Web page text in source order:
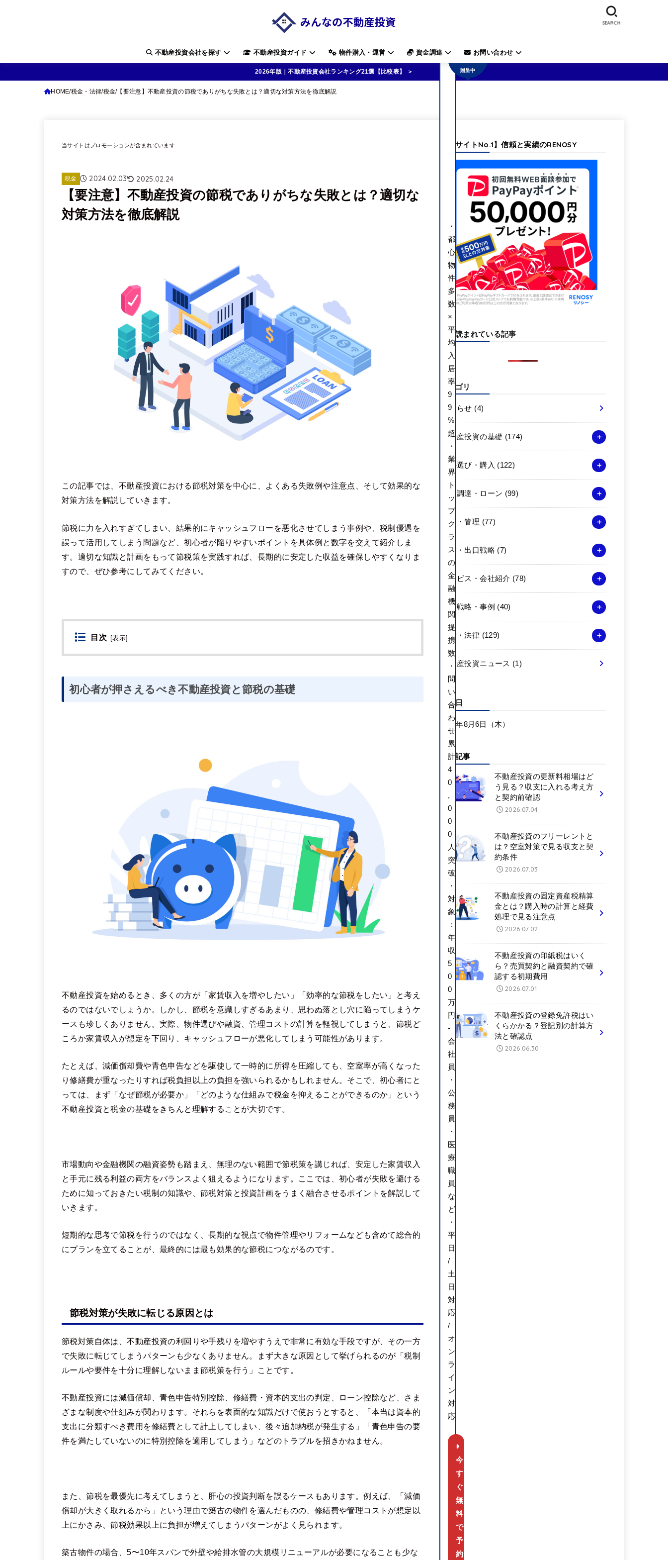
不動産投資会社を探す 不動産投資ガイド 物件購入・運営 資金調達 お問い合わせ
SEARCH
2026年版｜不動産投資会社ランキング21選【比較表】 ＞
HOME 税金・法律 税金 【要注意】不動産投資の節税でありがちな失敗とは？適切な対策方法を徹底解説
当サイトはプロモーションが含まれています
税金 2024.02.03 2025.02.24
【要注意】不動産投資の節税でありがちな失敗とは？適切な
対策方法を徹底解説
この記事では、不動産投資における節税対策を中心に、よくある失敗例や注意点、そして効果的な
対策方法を解説していきます。
節税に力を入れすぎてしまい、結果的にキャッシュフローを悪化させてしまう事例や、税制優遇を
誤って活用してしまう問題など、初心者が陥りやすいポイントを具体例と数字を交えて紹介しま
す。適切な知識と計画をもって節税策を実践すれば、長期的に安定した収益を確保しやすくなりま
すので、ぜひ参考にしてみてください。
目次 [表示
初心者が押さえるべき不動産投資と節税の基礎
不動産投資を始めるとき、多くの方が「家賃収入を増やしたい」「効率的な節税をしたい」と考え
るのではないでしょうか。しかし、節税を意識しすぎるあまり、思わぬ落とし穴に陥ってしまうケ
ースも珍しくありません。実際、物件選びや融資、管理コストの計算を軽視してしまうと、節税ど
ころか家賃収入が想定を下回り、キャッシュフローが悪化してしまう可能性があります。
たとえば、減価償却費や青色申告などを駆使して一時的に所得を圧縮しても、空室率が高くなった
り修繕費が重なったりすれば税負担以上の負担を強いられるかもしれません。そこで、初心者にと
っては、まず「なぜ節税が必要か」「どのような仕組みで税金を抑えることができるのか」という
不動産投資と税金の基礎をきちんと理解することが大切です。
市場動向や金融機関の融資姿勢も踏まえ、無理のない範囲で節税策を講じれば、安定した家賃収入
と手元に残る利益の両方をバランスよく狙えるようになります。ここでは、初心者が失敗を避ける
ために知っておきたい税制の知識や、節税対策と投資計画をうまく融合させるポイントを解説して
いきます。
短期的な思考で節税を行うのではなく、長期的な視点で物件管理やリフォームなども含めて総合的
にプランを立てることが、最終的には最も効果的な節税につながるのです。
節税対策が失敗に転じる原因とは
節税対策自体は、不動産投資の利回りや手残りを増やすうえで非常に有効な手段ですが、その一方
で失敗に転じてしまうパターンも少なくありません。まず大きな原因として挙げられるのが「税制
ルールや要件を十分に理解しないまま節税策を行う」ことです。
不動産投資には減価償却、青色申告特別控除、修繕費・資本的支出の判定、ローン控除など、さま
ざまな制度や仕組みが関わります。それらを表面的な知識だけで使おうとすると、「本当は資本的
支出に分類すべき費用を修繕費として計上してしまい、後々追加納税が発生する」「青色申告の要
件を満たしていないのに特別控除を適用してしまう」などのトラブルを招きかねません。
また、節税を最優先に考えてしまうと、肝心の投資判断を誤るケースもあります。例えば、「減価
償却が大きく取れるから」という理由で築古の物件を選んだものの、修繕費や管理コストが想定以
上にかさみ、節税効果以上に負担が増えてしまうパターンがよく見られます。
築古物件の場合、5〜10年スパンで外壁や給排水管の大規模リニューアルが必要になることも少な
【当サイトNo.1】信頼と実績のRENOSY
よく読まれている記事
カテゴリ
お知らせ (4)
不動産投資の基礎 (174)
物件選び・購入 (122)
資金調達・ローン (99)
運用・管理 (77)
売却・出口戦略 (7)
サービス・会社紹介 (78)
投資戦略・事例 (40)
税金・法律 (129)
不動産投資ニュース (1)
更新日
2026年8月6日（木）
新着記事
不動産投資の更新料相場はど
う見る？収支に入れる考え方
と契約前確認
2026.07.04
不動産投資のフリーレントと
は？空室対策で見る収支と契
約条件
2026.07.03
不動産投資の固定資産税精算
金とは？購入時の計算と経費
処理で見る注意点
2026.07.02
不動産投資の印紙税はいく
ら？売買契約と融資契約で確
認する初期費用
2026.07.01
不動産投資の登録免許税はい
くらかかる？登記別の計算方
法と確認点
2026.06.30
子ギフ
贈呈中
・
都
心
物
件
多
数
×
平
均
入
居
率
9
9
%
超
・
業
界
ト
ッ
プ
ク
ラ
ス
の
金
融
機
関
提
携
数
・
問
い
合
わ
せ
累
計
4
0
,
0
0
0
人
突
破
・
対
象
：
年
収
5
0
0
万
円
-
会
社
員
・
公
務
員
・
医
療
職
員
な
ど
・
平
日
/
土
日
対
応
/
オ
ン
ラ
イ
ン
対
応
今
す
ぐ
無
料
で
予
約